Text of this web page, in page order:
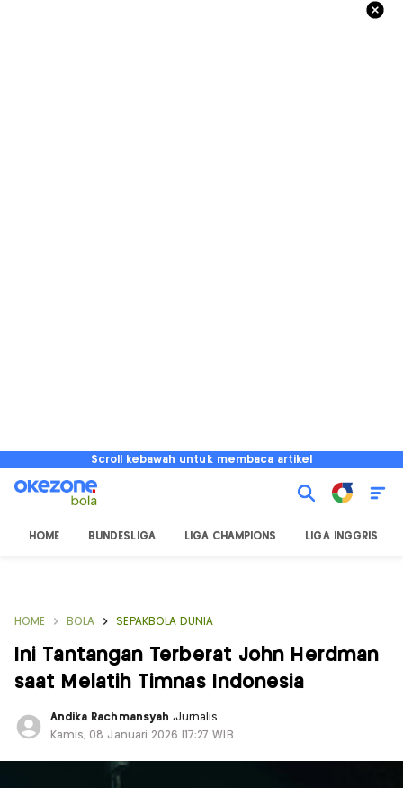
Scroll kebawah untuk membaca artikel
HOME BUNDESLIGA LIGA CHAMPIONS LIGA INGGRIS
HOME BOLA SEPAKBOLA DUNIA
Ini Tantangan Terberat John Herdman
saat Melatih Timnas Indonesia
Andika Rachmansyah ,Jurnalis
Kamis, 08 Januari 2026 |17:27 WIB